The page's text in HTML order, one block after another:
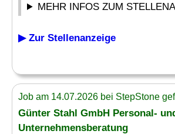
MEHR INFOS ZUM
▶ Zur Stellenanzeige
Job am 14.07.2026 bei StepStone
Günter Stahl GmbH Personal-
Unternehmensberatung